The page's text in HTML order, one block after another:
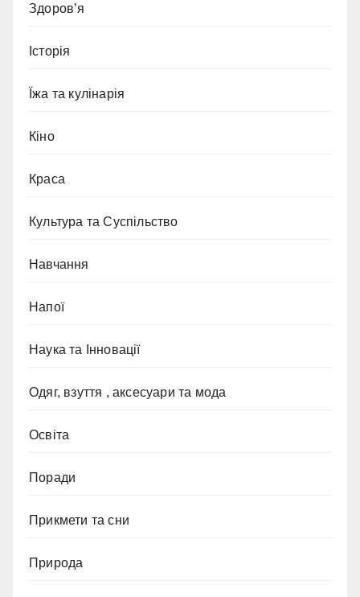
Здоров’я
Історія
Їжа та кулінарія
Кіно
Краса
Культура та Суспільство
Навчання
Напої
Наука та Інновації
Одяг, взуття , аксесуари та мода
Освіта
Поради
Прикмети та сни
Природа